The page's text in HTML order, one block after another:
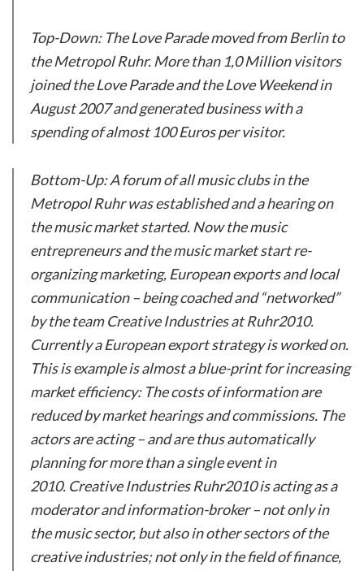
Top-Down: The Love Parade moved from Berlin to
the Metropol Ruhr. More than 1,0 Million visitors
joined the Love Parade and the Love Weekend in
August 2007 and generated business with a
spending of almost 100 Euros per visitor.
Bottom-Up: A forum of all music clubs in the
Metropol Ruhr was established and a hearing on
the music market started. Now the music
entrepreneurs and the music market start re-
organizing marketing, European exports and local
communication – being coached and “networked”
by the team Creative Industries at Ruhr2010.
Currently a European export strategy is worked on.
This is example is almost a blue-print for increasing
market efficiency: The costs of information are
reduced by market hearings and commissions. The
actors are acting – and are thus automatically
planning for more than a single event in
2010. Creative Industries Ruhr2010 is acting as a
moderator and information-broker – not only in
the music sector, but also in other sectors of the
creative industries; not only in the field of finance,